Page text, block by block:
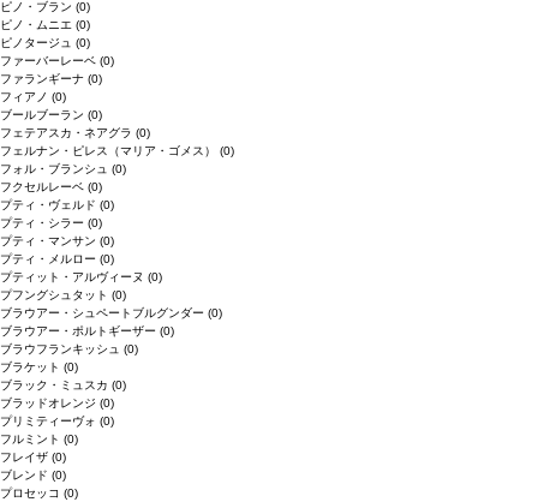
ピノ・ブラン (0)
ピノ・ムニエ (0)
ピノタージュ (0)
ファーバーレーベ (0)
ファランギーナ (0)
フィアノ (0)
ブールブーラン (0)
フェテアスカ・ネアグラ (0)
フェルナン・ピレス（マリア・ゴメス） (0)
フォル・ブランシュ (0)
フクセルレーベ (0)
プティ・ヴェルド (0)
プティ・シラー (0)
プティ・マンサン (0)
プティ・メルロー (0)
プティット・アルヴィーヌ (0)
プフングシュタット (0)
ブラウアー・シュペートブルグンダー (0)
ブラウアー・ポルトギーザー (0)
ブラウフランキッシュ (0)
ブラケット (0)
ブラック・ミュスカ (0)
ブラッドオレンジ (0)
プリミティーヴォ (0)
フルミント (0)
フレイザ (0)
ブレンド (0)
プロセッコ (0)